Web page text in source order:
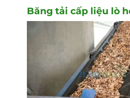
Băng tải cấp liệu lò